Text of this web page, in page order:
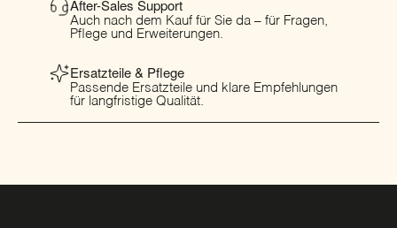
After-Sales Support
Auch nach dem Kauf für Sie da – für Fragen,
Pflege und Erweiterungen.
Ersatzteile & Pflege
Passende Ersatzteile und klare Empfehlungen
für langfristige Qualität.